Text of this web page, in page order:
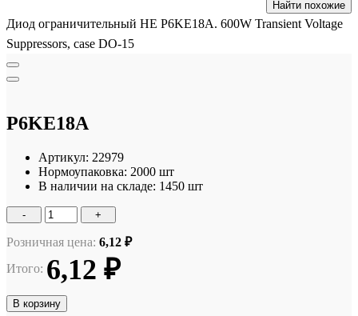
Найти похожие
Диод ограничительный HE P6KE18A. 600W Transient Voltage
Suppressors, case DO-15
P6KE18A
Артикул: 22979
Нормоупаковка: 2000 шт
В наличии на складе: 1450 шт
- +
Розничная цена: 6,12 ₽
Итого: 6,12 ₽
В корзину